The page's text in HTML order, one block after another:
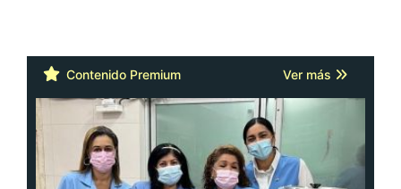
Contenido Premium Ver más